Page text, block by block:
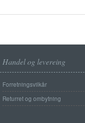
Handel og levereing
Forretningsvilkår
Returret og ombytning